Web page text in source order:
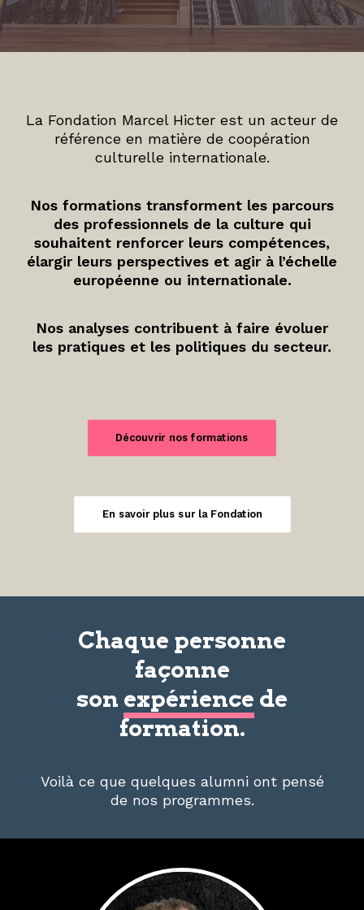
La Fondation Marcel Hicter est un acteur de
référence en matière de coopération
culturelle internationale.
Nos formations transforment les parcours
des professionnels de la culture qui
souhaitent renforcer leurs compétences,
élargir leurs perspectives et agir à l’échelle
européenne ou internationale.
Nos analyses contribuent à faire évoluer
les pratiques et les politiques du secteur.
Découvrir nos formations
En savoir plus sur la Fondation
Chaque personne
façonne
son expérience de
formation.
Voilà ce que quelques alumni ont pensé
de nos programmes.